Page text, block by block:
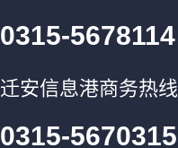
0315-5678114
迁安信息港商务热线
0315-5670315